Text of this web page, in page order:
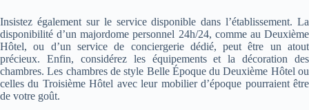
Insistez également sur le service disponible dans l’établissement. La
disponibilité d’un majordome personnel 24h/24, comme au Deuxième
Hôtel, ou d’un service de conciergerie dédié, peut être un atout
précieux. Enfin, considérez les équipements et la décoration des
chambres. Les chambres de style Belle Époque du Deuxième Hôtel ou
celles du Troisième Hôtel avec leur mobilier d’époque pourraient être
de votre goût.